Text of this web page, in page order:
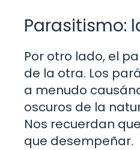
Parasitismo:
Por otro lado, el
de la otra. Los
a menudo
oscuros de la
Nos recuerdan
que desempeñar.